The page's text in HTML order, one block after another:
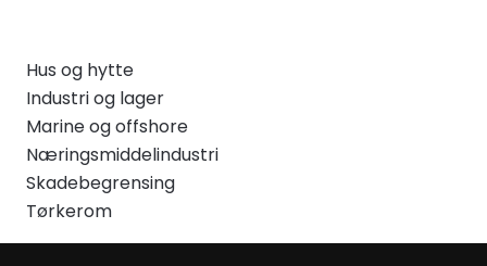
Hus og hytte
Industri og lager
Marine og offshore
Næringsmiddelindustri
Skadebegrensing
Tørkerom